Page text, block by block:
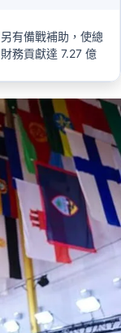
另有備戰補助，使總
財務貢獻達 7.27 億